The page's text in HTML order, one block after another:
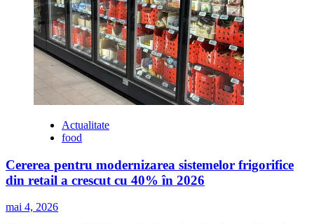
Actualitate
food
Cererea pentru modernizarea sistemelor frigorifice
din retail a crescut cu 40% în 2026
mai 4, 2026